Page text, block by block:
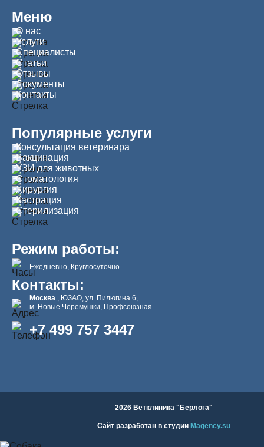
Меню
О нас
Услуги
Специалисты
Статьи
Отзывы
Документы
Контакты
Популярные услуги
Консультация ветеринара
Вакцинация
УЗИ для животных
Стоматология
Хирургия
Кастрация
Стерилизация
Режим работы:
Ежедневно, Круглосуточно
Контакты:
Москва , ЮЗАО, ул. Пилюгина 6,
м. Новые Черемушки, Профсоюзная
+7 499 757 3447
2026 Ветклиника "Берлога"
Сайт разработан в студии Magency.su